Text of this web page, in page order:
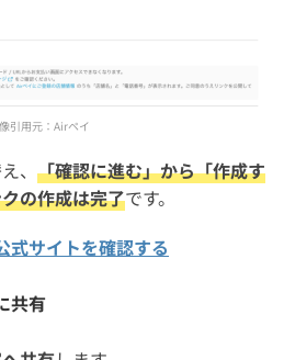
引用元： Airペイ
、 「確認に進む」から「作成す
の作成は完了です。
式サイトを確認する
共有